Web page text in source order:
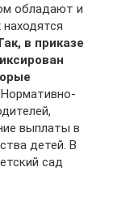
обладают и
в приказе
Нормативно-
выплаты в
детей. В
сад